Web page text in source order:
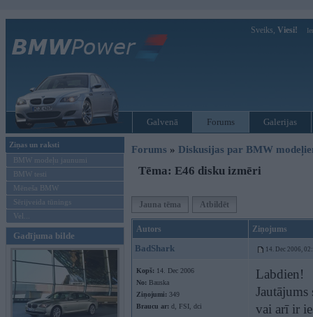
Sveiks, Viesi!
Galvenā Forums Galerijas
Ziņas un raksti
BMW modeļu jaunumi
BMW testi
Mēneša BMW
Sērijveida tūnings
Vel...
Gadījuma bilde
Forums » Diskusijas par BMW
Tēma: E46 disku izmēri
Jauna tēma Atbildēt
Autors Ziņojums
BadShark 14. Dec 2006,
Kopš: 14. Dec 2006
No: Bauska
Ziņojumi: 349
Braucu ar: d, FSI, dci
Labdien!
vai arī ir